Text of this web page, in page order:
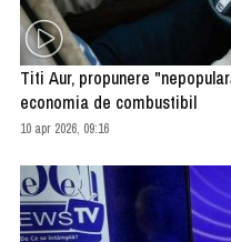
Titi Aur, propunere
economia de combustibil
10 apr 2026, 09:16